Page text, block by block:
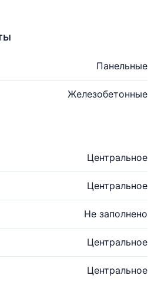
Панельные
Железобетонные
Центральное
Центральное
Не заполнено
Центральное
Центральное